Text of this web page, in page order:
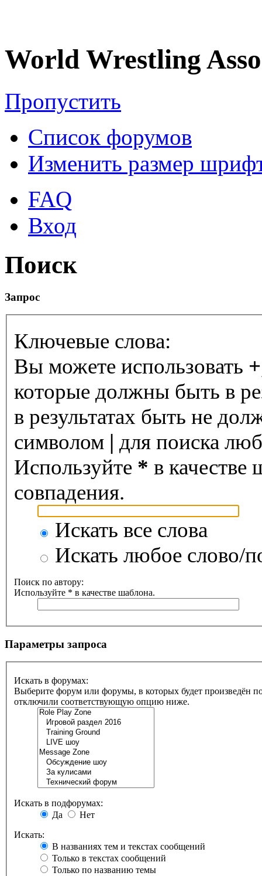
World Wrestling
Пропустить
Список форумов
Изменить размер
FAQ
Вход
Поиск
Запрос
Ключевые слова:
Вы можете использовать +
которые должны быть в
в результатах быть не
символом | для поиска
Используйте * в качестве
совпадения.
Искать все слова
Искать любое слово/
Поиск по автору:
Используйте * в качестве шаблона.
Параметры запроса
Искать в форумах:
Выберите форум или форумы, в которых будет произведён
отключили соответствующую опцию ниже.
Искать в подфорумах:
Да
Нет
Искать:
В названиях тем и текстах сообщений
Только в текстах сообщений
Только по названию темы